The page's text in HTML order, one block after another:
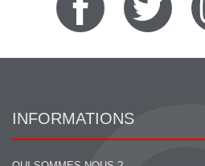
INFORMATIONS